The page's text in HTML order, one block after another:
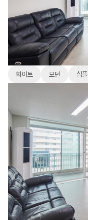
화이트 모던 심플